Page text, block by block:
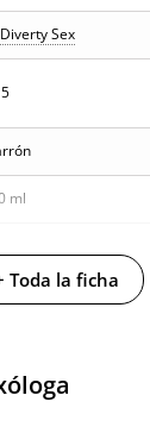
Diverty Sex
ml
discreto y sin
Toda la ficha